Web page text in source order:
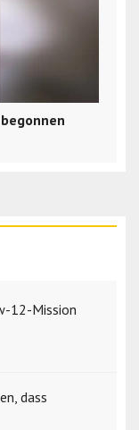
12-Mission
dass